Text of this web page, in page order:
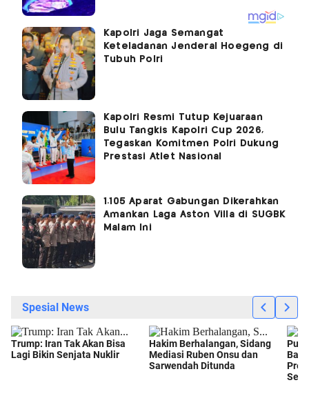
Kapolri Jaga Semangat
Keteladanan Jenderal Hoegeng di
Tubuh Polri
Kapolri Resmi Tutup Kejuaraan
Bulu Tangkis Kapolri Cup 2026,
Tegaskan Komitmen Polri Dukung
Prestasi Atlet Nasional
1.105 Aparat Gabungan Dikerahkan
Amankan Laga Aston Villa di SUGBK
Malam Ini